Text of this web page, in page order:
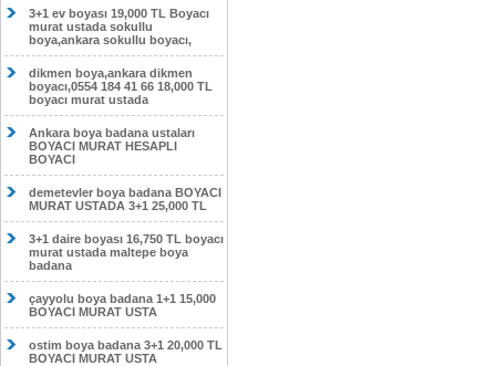
3+1 ev boyası 19,000 TL Boyacı
murat ustada sokullu
boya,ankara sokullu boyacı,
dikmen boya,ankara dikmen
boyacı,0554 184 41 66 18,000 TL
boyacı murat ustada
Ankara boya badana ustaları
BOYACI MURAT HESAPLI
BOYACI
demetevler boya badana BOYACI
MURAT USTADA 3+1 25,000 TL
3+1 daire boyası 16,750 TL boyacı
murat ustada maltepe boya
badana
çayyolu boya badana 1+1 15,000
BOYACI MURAT USTA
ostim boya badana 3+1 20,000 TL
BOYACI MURAT USTA